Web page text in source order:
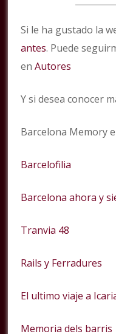
Si le ha gustado la
antes. Puede
enAutores
Y si desea conocer
Barcelona Memory
Barcelofilia
Barcelona ahora y
Tranvia 48
Rails y Ferradures
El ultimo viaje a
Memoria dels barris